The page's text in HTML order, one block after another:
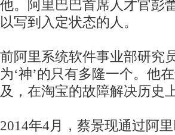
他。阿里巴巴首席人才官彭
以写到入定状态的人。
前阿里系统软件事业部研究
为‘神’的只有多隆一个。他
及，在淘宝的故障解决历史
2014年4月，蔡景现通过阿